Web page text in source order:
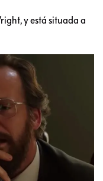
y está situada a